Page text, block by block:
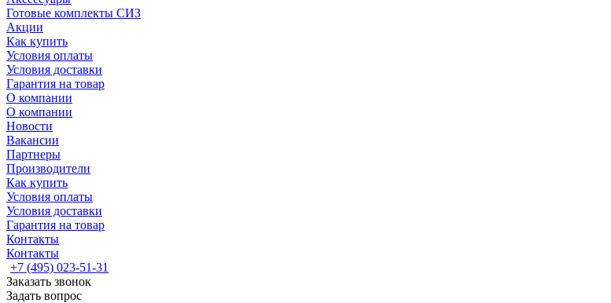
Готовые комплекты СИЗ
Акции
Как купить
Условия оплаты
Условия доставки
Гарантия на товар
О компании
О компании
Новости
Вакансии
Партнеры
Производители
Как купить
Условия оплаты
Условия доставки
Гарантия на товар
Контакты
Контакты
+7 (495) 023-51-31
Заказать звонок
Задать вопрос